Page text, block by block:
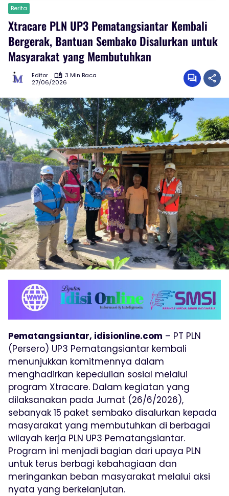
Berita
Xtracare PLN UP3 Pematangsiantar Kembali
Bergerak, Bantuan Sembako Disalurkan untuk
Masyarakat yang Membutuhkan
Editor
3 Min Baca
27/06/2026
Pematangsiantar, idisionline.com – PT PLN
(Persero) UP3 Pematangsiantar kembali
menunjukkan komitmennya dalam
menghadirkan kepedulian sosial melalui
program Xtracare. Dalam kegiatan yang
dilaksanakan pada Jumat (26/6/2026),
sebanyak 15 paket sembako disalurkan kepada
masyarakat yang membutuhkan di berbagai
wilayah kerja PLN UP3 Pematangsiantar.
Program ini menjadi bagian dari upaya PLN
untuk terus berbagi kebahagiaan dan
meringankan beban masyarakat melalui aksi
nyata yang berkelanjutan.